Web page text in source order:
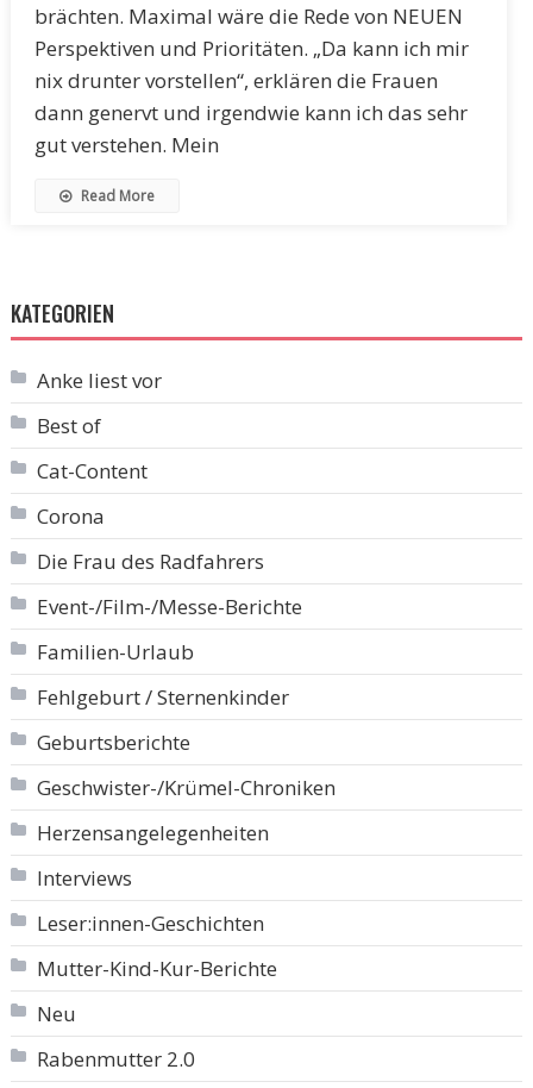
brächten. Maximal wäre die Rede von NEUEN
Perspektiven und Prioritäten. „Da kann ich mir
nix drunter vorstellen“, erklären die Frauen
dann genervt und irgendwie kann ich das sehr
gut verstehen. Mein
Read More
KATEGORIEN
Anke liest vor
Best of
Cat-Content
Corona
Die Frau des Radfahrers
Event-/Film-/Messe-Berichte
Familien-Urlaub
Fehlgeburt / Sternenkinder
Geburtsberichte
Geschwister-/Krümel-Chroniken
Herzensangelegenheiten
Interviews
Leser:innen-Geschichten
Mutter-Kind-Kur-Berichte
Neu
Rabenmutter 2.0